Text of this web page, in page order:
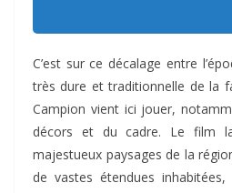
C’est sur ce décalage entre
très dure et traditionnelle de la
Campion vient ici jouer,
décors et du cadre. Le film
majestueux paysages de la
de vastes étendues